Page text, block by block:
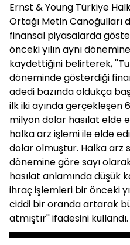
Ernst & Young Türkiye
Ortağı Metin Canoğulları
finansal piyasalarda
önceki yılın aynı
kaydettiğini belirterek,
döneminde gösterdiği
adedi bazında oldukça
ilk iki ayında gerçekleşen
milyon dolar hasılat elde
halka arz işlemi ile elde
dolar olmuştur. Halka arz
dönemine göre sayı
hasılat anlamında düşük
ihraç işlemleri bir önceki
ciddi bir oranda artarak
atmıştır'' ifadesini kullandı.